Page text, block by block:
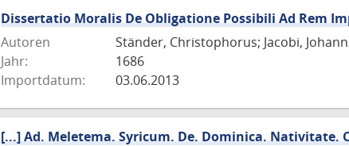
Dissertatio Moralis De Obligatione Possibili Ad Rem
Autoren
Ständer, Christophorus; Jacobi,
Jahr:
1686
Importdatum:
03.06.2013
[...] Ad. Meletema. Syricum. De. Dominica. Nativitate.